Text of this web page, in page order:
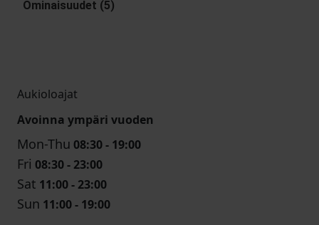
Ominaisuudet (5)
Aukioloajat
Avoinna ympäri vuoden
Mon-Thu 08:30 - 19:00
Fri 08:30 - 23:00
Sat 11:00 - 23:00
Sun 11:00 - 19:00